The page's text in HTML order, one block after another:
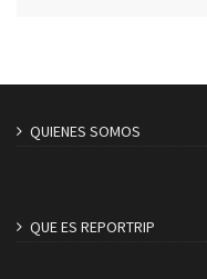
QUIENES SOMOS
QUE ES REPORTRIP